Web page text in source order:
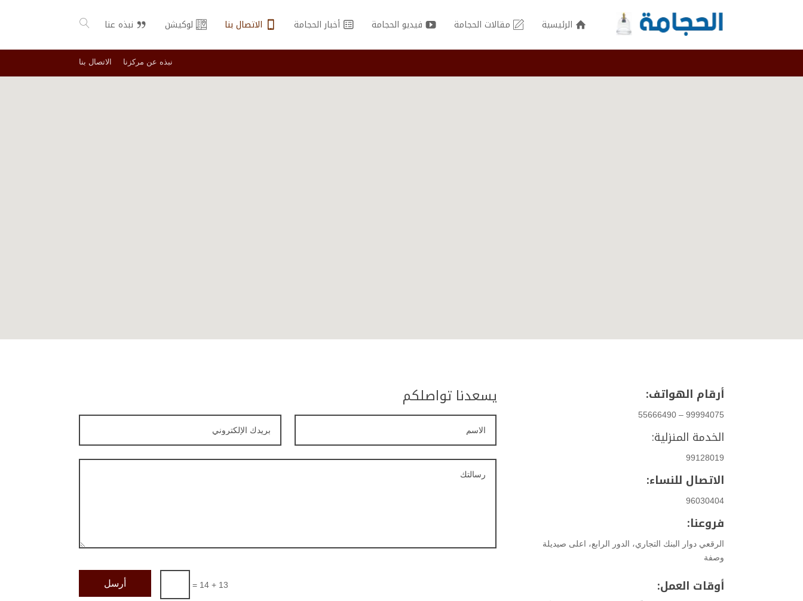
الرئيسية مقالات الحجامة فيديو الحجامة أخبار الحجامة الاتصال بنا لوكيشن نبذه عنا
نبذه عن مركزنا الاتصال بنا
أرقام الهواتف:
99994075 – 55666490
الخدمة المنزلية:
99128019
الاتصال للنساء:
96030404
فروعنا:
الرقعي دوار البنك التجاري، الدور الرابع، اعلى صيديلة
وصفة
أوقات العمل:
يسعدنا تواصلكم
أرسل 13 + 14
=